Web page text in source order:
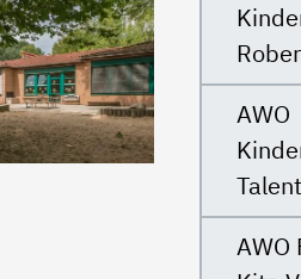
AWO
AWO